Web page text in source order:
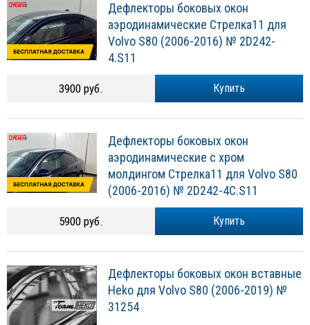
Дефлекторы боковых окон
аэродинамические Стрелка11 для
Volvo S80 (2006-2016) № 2D242-
4.S11
Купить
3900 руб.
Дефлекторы боковых окон
аэродинамические с хром
молдингом Стрелка11 для Volvo S80
(2006-2016) № 2D242-4C.S11
Купить
5900 руб.
Дефлекторы боковых окон вставные
Heko для Volvo S80 (2006-2019) №
31254